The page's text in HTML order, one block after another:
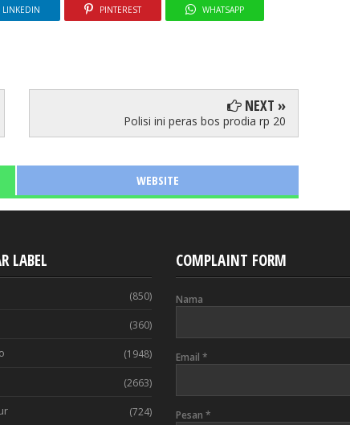
LINKEDIN PINTEREST WHATSAPP
NEXT »
Polisi ini peras bos prodia rp 20
WEBSITE
LABEL
(850)
(360)
(1948)
(2663)
(724)
COMPLAINT FORM
Nama
Email *
Pesan *